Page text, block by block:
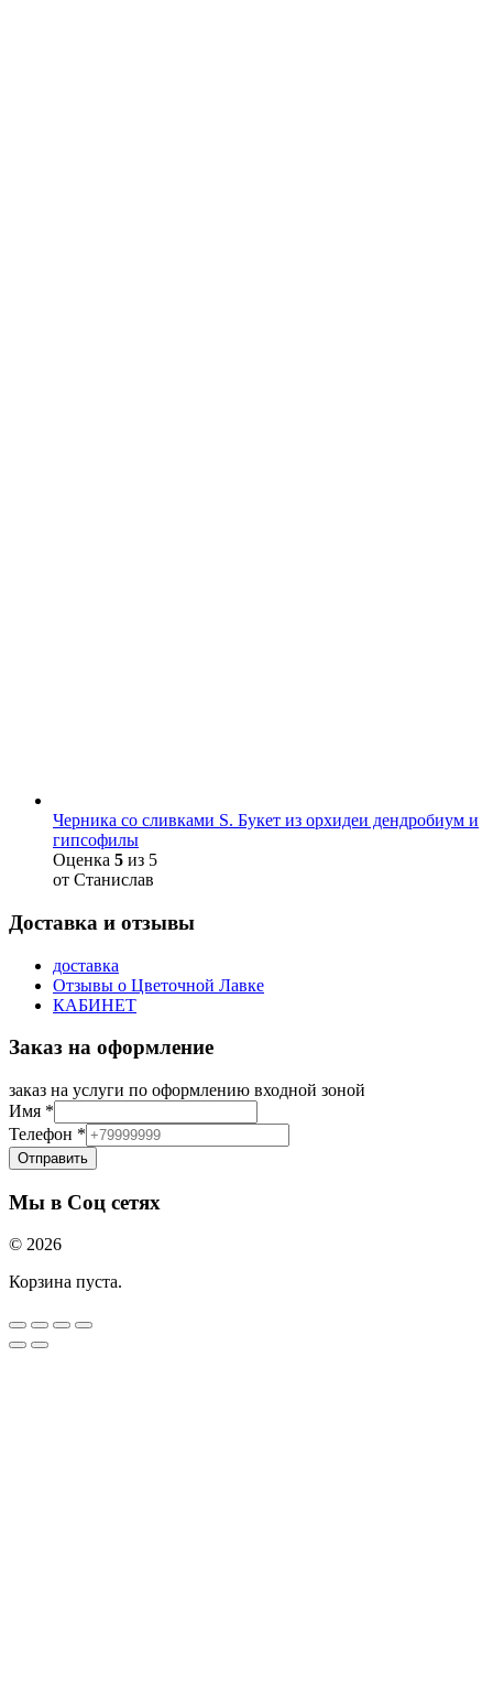
Черника со сливками S. Букет из орхидеи дендробиум и
гипсофилы
Оценка 5 из 5
от Станислав
Доставка и отзывы
доставка
Отзывы о Цветочной Лавке
КАБИНЕТ
Заказ на оформление
заказ на услуги по оформлению входной зоной
Имя *
Телефон *
Отправить
Мы в Соц сетях
© 2026
Корзина пуста.